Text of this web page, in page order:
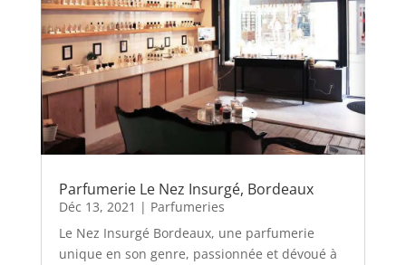
Parfumerie Le Nez Insurgé, Bordeaux
Déc 13, 2021 | Parfumeries
Le Nez Insurgé Bordeaux, une parfumerie
unique en son genre, passionnée et dévoué à